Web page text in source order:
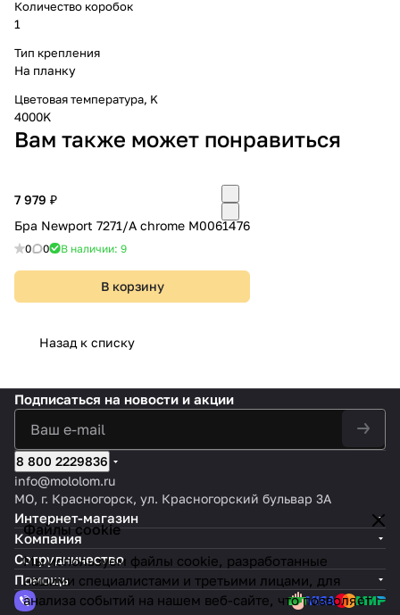
Количество коробок
1
Тип крепления
На планку
Цветовая температура, K
4000K
Вам также может понравиться
7 979 ₽
Бра Newport 7271/A chrome М0061476
0 0 В наличии: 9
В корзину
Назад к списку
Файлы cookie
Мы используем файлы cookie, разработанные
нашими специалистами и третьими лицами, для
анализа событий на нашем веб-сайте, что позволяет
Подписаться на новости и акции
8 800 2229836
info@mololom.ru
МО, г. Красногорск, ул. Красногорский бульвар 3А
Интернет-магазин
Компания
Сотрудничество
Помощь